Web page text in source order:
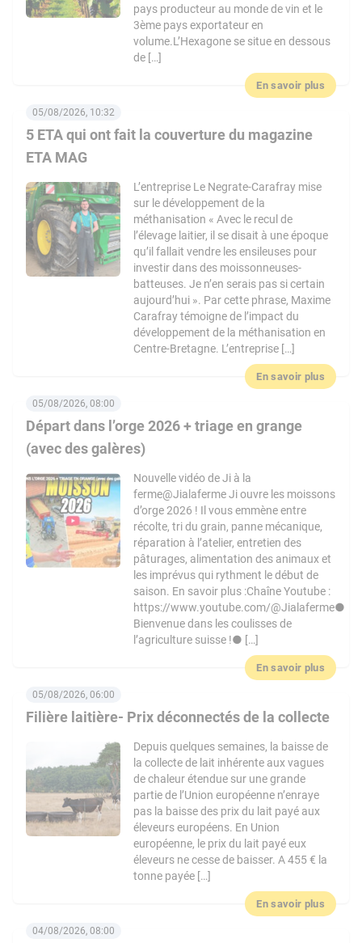
pays producteur au monde de vin et le
3ème pays exportateur en
volume.L’Hexagone se situe en dessous
de […]
En savoir plus
5 ETA qui ont fait la couverture du magazine
ETA MAG
05/08/2026, 10:32
L’entreprise Le Negrate-Carafray mise
sur le développement de la
méthanisation « Avec le recul de
l’élevage laitier, il se disait à une époque
qu’il fallait vendre les ensileuses pour
investir dans des moissonneuses-
batteuses. Je n’en serais pas si certain
aujourd’hui ». Par cette phrase, Maxime
Carafray témoigne de l’impact du
développement de la méthanisation en
Centre-Bretagne. L’entreprise […]
En savoir plus
Départ dans l’orge 2026 + triage en grange
(avec des galères)
05/08/2026, 08:00
Nouvelle vidéo de Ji à la
ferme@Jialaferme Ji ouvre les moissons
d’orge 2026 ! Il vous emmène entre
récolte, tri du grain, panne mécanique,
réparation à l’atelier, entretien des
pâturages, alimentation des animaux et
les imprévus qui rythment le début de
saison. En savoir plus :Chaîne Youtube :
https://www.youtube.com/@Jialaferme●
Bienvenue dans les coulisses de
l’agriculture suisse !● […]
En savoir plus
Filière laitière- Prix déconnectés de la collecte
05/08/2026, 06:00
Depuis quelques semaines, la baisse de
la collecte de lait inhérente aux vagues
de chaleur étendue sur une grande
partie de l’Union européenne n’enraye
pas la baisse des prix du lait payé aux
éleveurs européens. En Union
européenne, le prix du lait payé eux
éleveurs ne cesse de baisser. A 455 € la
tonne payée […]
En savoir plus
04/08/2026, 08:00